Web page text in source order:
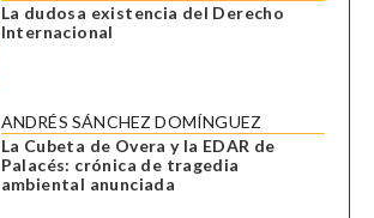
La dudosa existencia del Derecho
Internacional
ANDRÉS SÁNCHEZ DOMÍNGUEZ
La Cubeta de Overa y la EDAR de
Palacés: crónica de tragedia
ambiental anunciada